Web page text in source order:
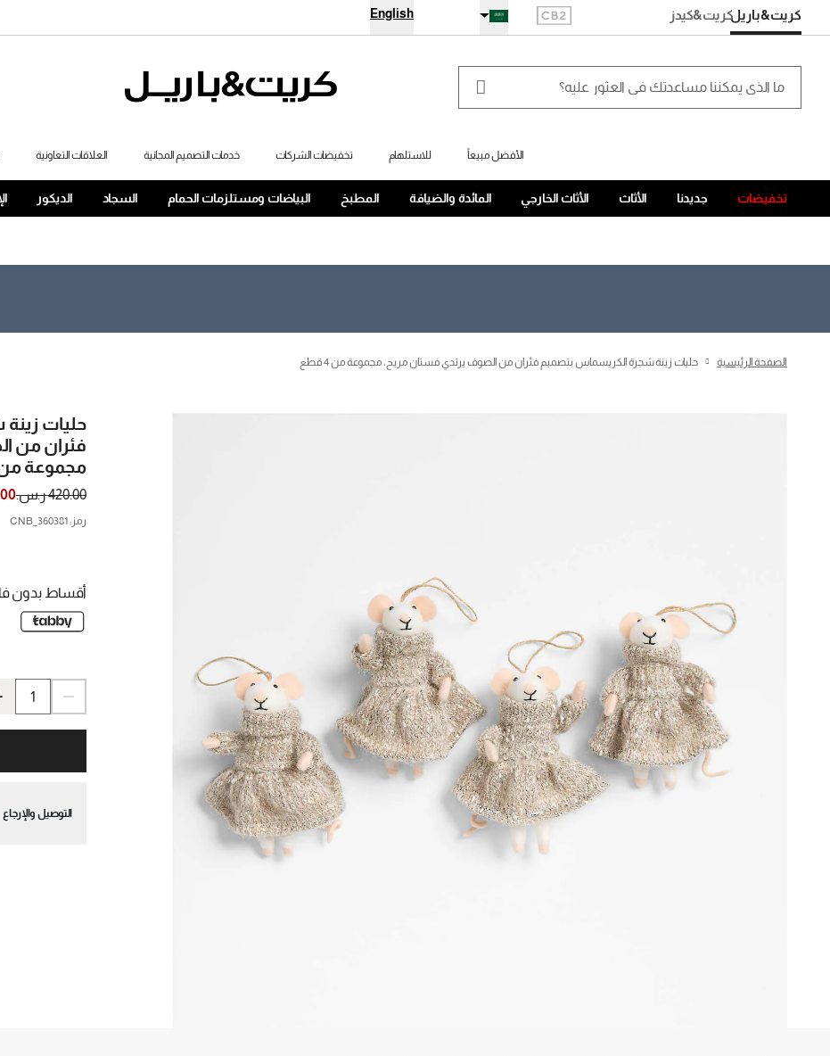
English
الأفضل مبيعاً للاستلهام تخفيضات الشركات خدمات التصميم المجانية العلاقات التعاونية
كريت&باريلكريت&كيدز
تخفيضات جديدنا الأثاث الأثاث الخارجي المائدة والضيافة المطبخ البياضات ومستلزمات الحمام السجاد الديكور
الصفحة الرئيسية حليات زينة شجرة الكريسماس بتصميم فئران من الصوف يرتدي فستان مريح، مجموعة من 4 قطع
حليات
فئران من
مجموعة من 4
420.00 ر.س.
رمز:
360381_CNB
أقساط بدون
التوصيل والإرجاع